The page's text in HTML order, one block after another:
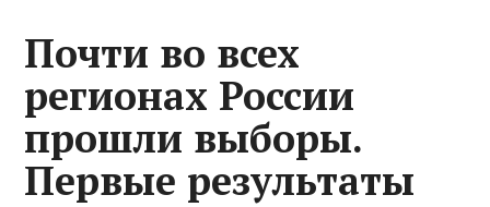
Почти во всех
регионах России
прошли выборы.
Первые результаты